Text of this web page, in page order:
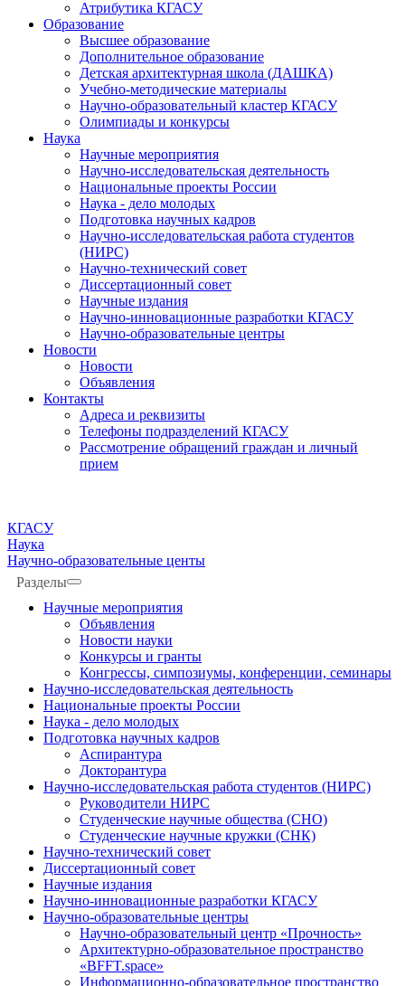
Атрибутика КГАСУ
Образование
Высшее образование
Дополнительное образование
Детская архитектурная школа (ДАШКА)
Учебно-методические материалы
Научно-образовательный кластер КГАСУ
Олимпиады и конкурсы
Наука
Научные мероприятия
Научно-исследовательская деятельность
Национальные проекты России
Наука - дело молодых
Подготовка научных кадров
Научно-исследовательская работа студентов
(НИРС)
Научно-технический совет
Диссертационный совет
Научные издания
Научно-инновационные разработки КГАСУ
Научно-образовательные центры
Новости
Новости
Объявления
Контакты
Адреса и реквизиты
Телефоны подразделений КГАСУ
Рассмотрение обращений граждан и личный
прием
КГАСУ
Наука
Научно-образовательные центы
Разделы
Научные мероприятия
Объявления
Новости науки
Конкурсы и гранты
Конгрессы, симпозиумы, конференции, семинары
Научно-исследовательская деятельность
Национальные проекты России
Наука - дело молодых
Подготовка научных кадров
Аспирантура
Докторантура
Научно-исследовательская работа студентов (НИРС)
Руководители НИРС
Студенческие научные общества (СНО)
Студенческие научные кружки (СНК)
Научно-технический совет
Диссертационный совет
Научные издания
Научно-инновационные разработки КГАСУ
Научно-образовательные центры
Научно-образовательный центр «Прочность»
Архитектурно-образовательное пространство
«BFFT.space»
Информационно-образовательное пространство